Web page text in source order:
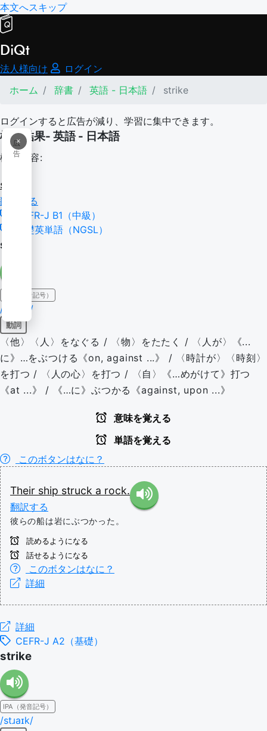
本文へスキップ
DiQt
法人様向け
ログイン
ホーム
辞書 英語 - 日本語 strike
ログインすると広告が減り、学習に集中できます。
×
広
告
検索結果- 英語 - 日本語
検索内容:
strike
翻訳する
CEFR-J B1（中級）
基礎英単語（NGSL）
strike
IPA（発音記号）
/stɹaɪk/
動詞
〈他〉〈人〉をなぐる / 〈物〉をたたく / 〈人が〉《...
に》…をぶつける《on, against ...》 / 〈時計が〉〈時刻〉
を打つ / 〈人の心〉を打つ / 〈自〉《…めがけて》打つ
《at ...》 / 《…に》ぶつかる《against, upon ...》
意味を覚える
単語を覚える
このボタンはなに？
Their ship struck a rock.
翻訳する
彼らの船は岩にぶつかった。
読めるようになる
話せるようになる
このボタンはなに？
詳細
詳細
CEFR-J A2（基礎）
strike
IPA（発音記号）
/stɹaɪk/